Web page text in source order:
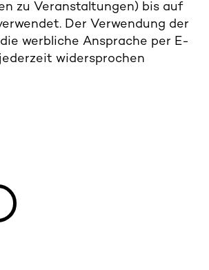
zu Veranstaltungen) bis auf
Der Verwendung der
werbliche Ansprache per E-
widersprochen